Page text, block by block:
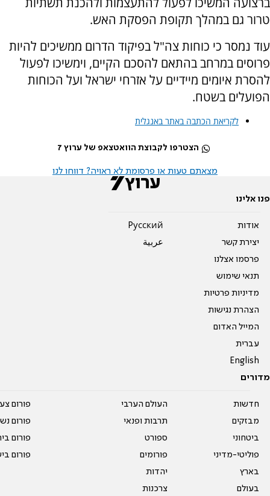
טרור גם במהלך תקופת הפסקת האש.
עוד נמסר כי כוחות צה"ל בפיקוד הדרום ממשיכים להיות
פרוסים במרחב בהתאם להסכם הקיים, וימשיכו לפעול
להסרת איומים מיידיים על אזרחי ישראל ועל הכוחות
הפועלים בשטח.
לקריאת הכתבה באתר באנגלית
הצטרפו לקבוצת הוואטצאפ של ערוץ 7
מצאתם טעות או פרסומת לא ראויה? דווחו לנו
פנו אלינו
אודות
יצירת קשר
פרסמו אצלנו
תנאי שימוש
מדיניות פרטיות
הצהרת נגישות
המייל האדום
עברית
English
Pусский
عربية
מדורים
חדשות
מבזקים
ביטחוני
פוליטי-מדיני
בארץ
בעולם
העולם הערבי
תרבות ופנאי
ספורט
פורומים
יהדות
צרכנות
פורום
פורום
פורום
פורום